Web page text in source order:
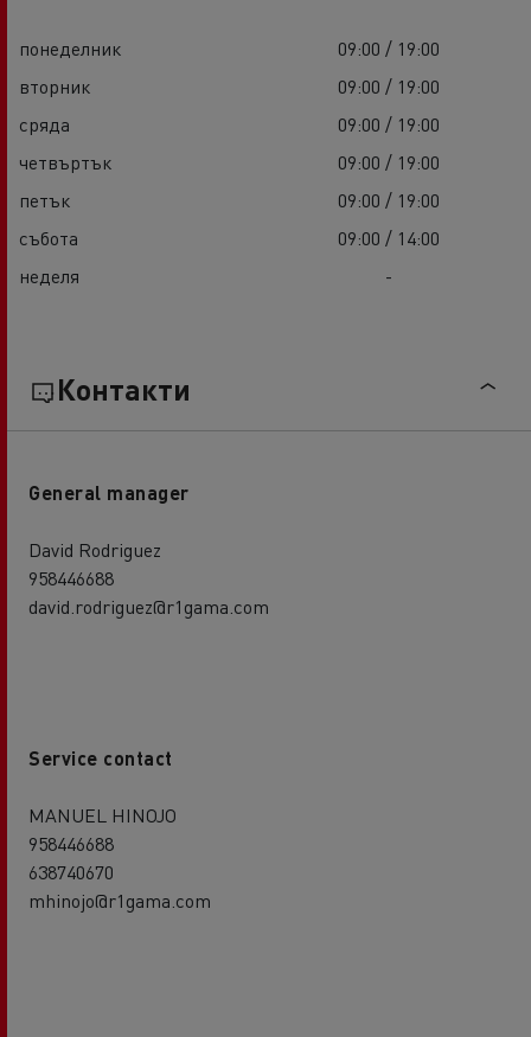
понеделник
09:00 / 19:00
вторник
09:00 / 19:00
сряда
09:00 / 19:00
четвъртък
09:00 / 19:00
петък
09:00 / 19:00
събота
09:00 / 14:00
неделя
-
Контакти
General manager
David Rodriguez
958446688
david.rodriguez@r1gama.com
Service contact
MANUEL HINOJO
958446688
638740670
mhinojo@r1gama.com